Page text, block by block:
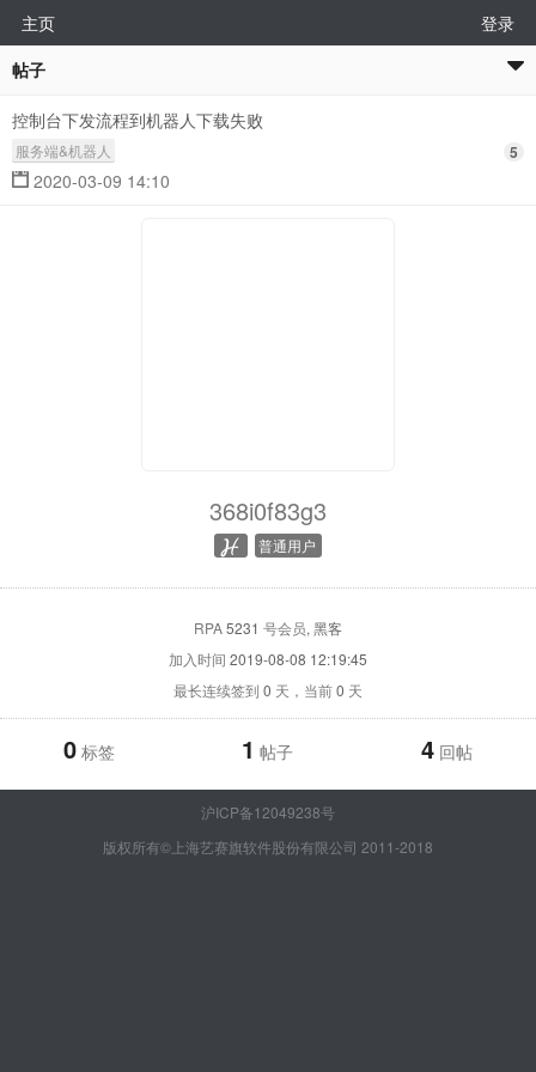
主页
登录
帖子
控制台下发流程到机器人下载失败
服务端&机器人
2020-03-09 14:10
5
368i0f83g3
普通用户
RPA5231 号会员, 黑客
加入时间 2019-08-08 12:19:45
最长连续签到 0 天，当前0 天
0 标签 1 帖子 4 回帖
沪ICP备12049238号
版权所有©上海艺赛旗软件股份有限公司 2011-2018